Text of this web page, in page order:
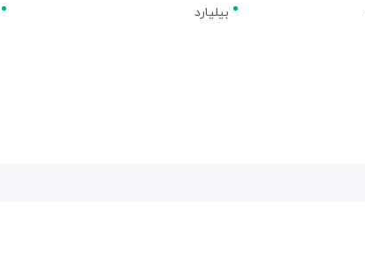
بیلیارد